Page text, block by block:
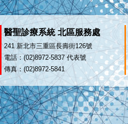
醫聖診療系統 北區服務處
241 新北市三重區長壽街126號
電話：(02)8972-5837 代表號
傳真：(02)8972-5841